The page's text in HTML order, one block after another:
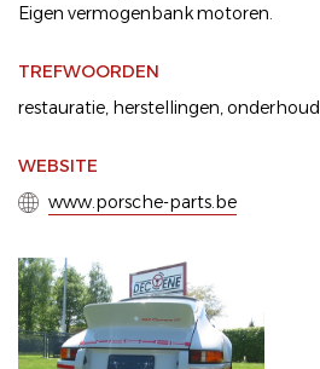
Eigen vermogenbank motoren.
TREFWOORDEN
restauratie, herstellingen,onderhoud
WEBSITE
www.porsche-parts.be